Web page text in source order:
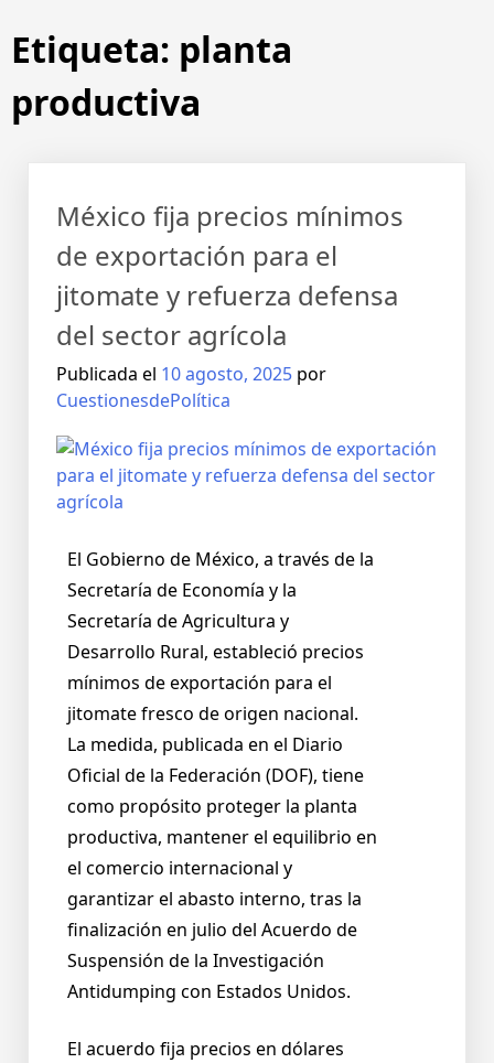
Etiqueta: planta
productiva
México fija precios mínimos
de exportación para el
jitomate y refuerza defensa
del sector agrícola
Publicada el 10 agosto, 2025 por
CuestionesdePolítica
El Gobierno de México, a través de la
Secretaría de Economía y la
Secretaría de Agricultura y
Desarrollo Rural, estableció precios
mínimos de exportación para el
jitomate fresco de origen nacional.
La medida, publicada en el Diario
Oficial de la Federación (DOF), tiene
como propósito proteger la planta
productiva, mantener el equilibrio en
el comercio internacional y
garantizar el abasto interno, tras la
finalización en julio del Acuerdo de
Suspensión de la Investigación
Antidumping con Estados Unidos.
El acuerdo fija precios en dólares